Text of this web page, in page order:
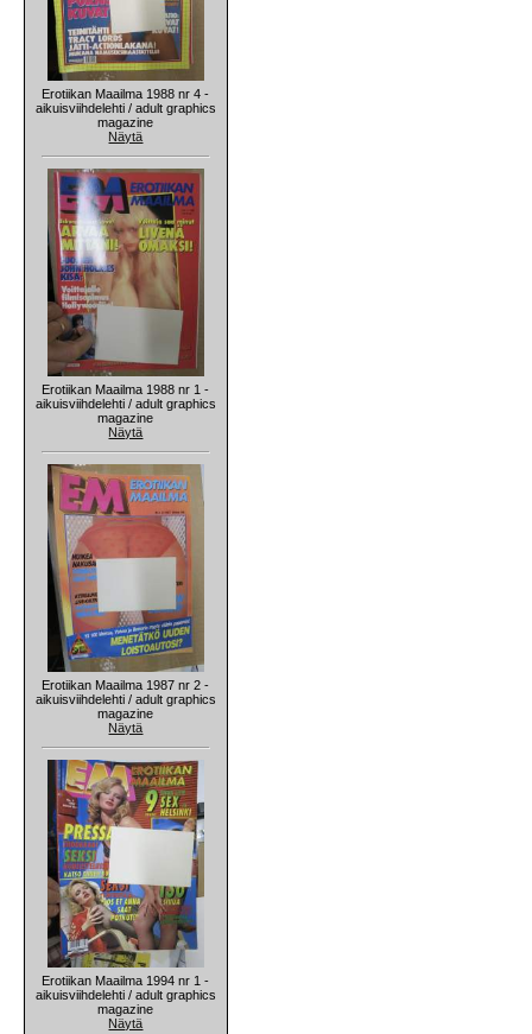
Erotiikan Maailma 1988 nr 4 -
aikuisviihdelehti / adult graphics
magazine
Näytä
Erotiikan Maailma 1988 nr 1 -
aikuisviihdelehti / adult graphics
magazine
Näytä
Erotiikan Maailma 1987 nr 2 -
aikuisviihdelehti / adult graphics
magazine
Näytä
Erotiikan Maailma 1994 nr 1 -
aikuisviihdelehti / adult graphics
magazine
Näytä